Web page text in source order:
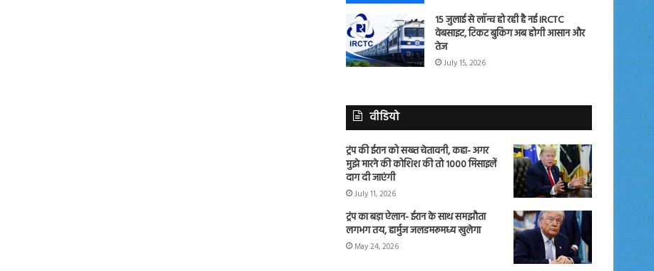
15 जुलाई से लॉन्च हो रही है नई IRCTC
वेबसाइट, टिकट बुकिंग अब होगी आसान और
तेज
July 15, 2026
वीडियो
ट्रंप की ईरान को सख्त चेतावनी, कहा- अगर
मुझे मारने की कोशिश की तो 1000 मिसाइलें
दाग दी जाएंगी
July 11, 2026
ट्रंप का बड़ा ऐलान- ईरान के साथ समझौता
लगभग तय, हार्मुज जलडमरूमध्य खुलेगा
May 24, 2026